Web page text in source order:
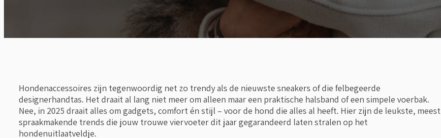
Hondenaccessoires zijn tegenwoordig net zo trendy als de nieuwste sneakers of die felbegeerde
designerhandtas. Het draait al lang niet meer om alleen maar een praktische halsband of een simpele voerbak.
Nee, in 2025 draait alles om gadgets, comfort én stijl – voor de hond die alles al heeft. Hier zijn de leukste, meest
spraakmakende trends die jouw trouwe viervoeter dit jaar gegarandeerd laten stralen op het
hondenuitlaatveldje.